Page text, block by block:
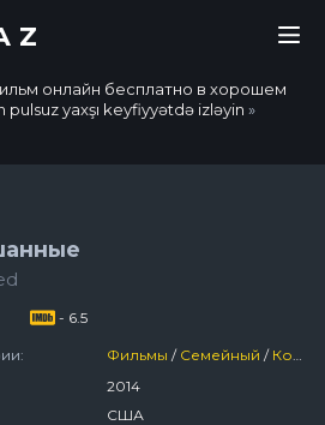
онлайн бесплатно в хорошем
pulsuz yaxşı keyfiyyətdə izləyin »
- 6.5
Фильмы / Семейный / Комедия
2014
США